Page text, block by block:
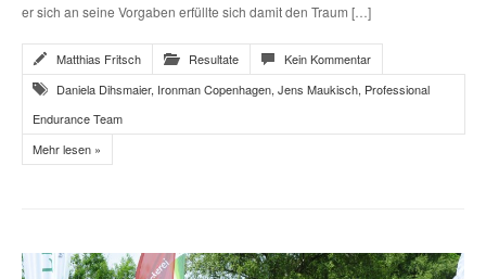
er sich an seine Vorgaben erfüllte sich damit den Traum […]
Matthias Fritsch Resultate
Kein Kommentar
Daniela Dihsmaier, Ironman Copenhagen, Jens Maukisch, Professional
Endurance Team
Mehr lesen »